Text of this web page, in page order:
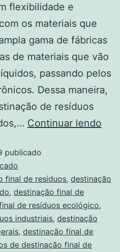
flexibilidade e
os materiais que
gama de fábricas
de materiais que vão
passando pelos
Dessa maneira,
de resíduos
Continuar lendo
publicado
final de resíduos, destinação
, destinação final de
de resíduos ecológico,
industriais, destinação
, destinação final de
de destinação final de